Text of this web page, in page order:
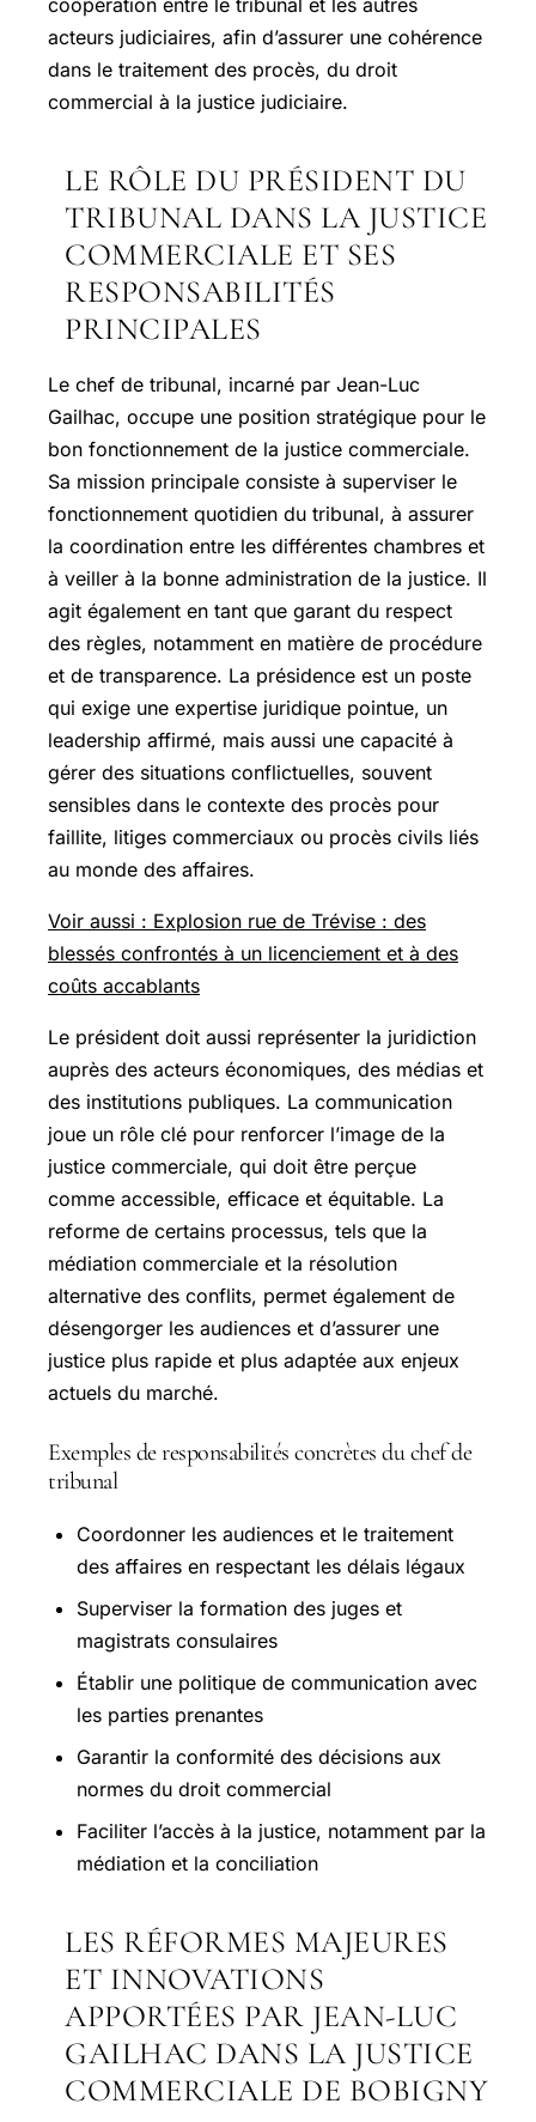
coopération entre le tribunal et les autres
acteurs judiciaires, afin d’assurer une cohérence
dans le traitement des procès, du droit
commercial à la justice judiciaire.
LE RÔLE DU PRÉSIDENT DU
TRIBUNAL DANS LA JUSTICE
COMMERCIALE ET SES
RESPONSABILITÉS
PRINCIPALES
Le chef de tribunal, incarné par Jean-Luc
Gailhac, occupe une position stratégique pour le
bon fonctionnement de la justice commerciale.
Sa mission principale consiste à superviser le
fonctionnement quotidien du tribunal, à assurer
la coordination entre les différentes chambres et
à veiller à la bonne administration de la justice. Il
agit également en tant que garant du respect
des règles, notamment en matière de procédure
et de transparence. La présidence est un poste
qui exige une expertise juridique pointue, un
leadership affirmé, mais aussi une capacité à
gérer des situations conflictuelles, souvent
sensibles dans le contexte des procès pour
faillite, litiges commerciaux ou procès civils liés
au monde des affaires.
Voir aussi : Explosion rue de Trévise : des
blessés confrontés à un licenciement et à des
coûts accablants
Le président doit aussi représenter la juridiction
auprès des acteurs économiques, des médias et
des institutions publiques. La communication
joue un rôle clé pour renforcer l’image de la
justice commerciale, qui doit être perçue
comme accessible, efficace et équitable. La
reforme de certains processus, tels que la
médiation commerciale et la résolution
alternative des conflits, permet également de
désengorger les audiences et d’assurer une
justice plus rapide et plus adaptée aux enjeux
actuels du marché.
Exemples de responsabilités concrètes du chef de
tribunal
Coordonner les audiences et le traitement
des affaires en respectant les délais légaux
Superviser la formation des juges et
magistrats consulaires
Établir une politique de communication avec
les parties prenantes
Garantir la conformité des décisions aux
normes du droit commercial
Faciliter l’accès à la justice, notamment par la
médiation et la conciliation
LES RÉFORMES MAJEURES
ET INNOVATIONS
APPORTÉES PAR JEAN-LUC
GAILHAC DANS LA JUSTICE
COMMERCIALE DE BOBIGNY